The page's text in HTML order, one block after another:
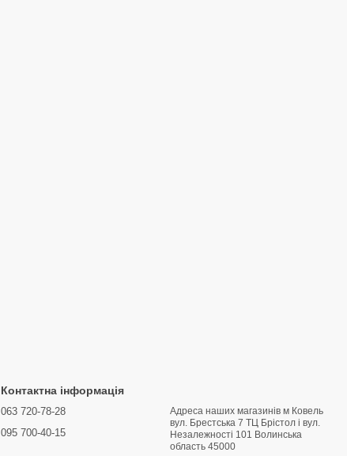
Контактна інформація
063 720-78-28
095 700-40-15
Адреса наших магазинів м Ковель
вул. Брестська 7 ТЦ Брістол і вул.
Hезалежності 101 Волинська
область 45000